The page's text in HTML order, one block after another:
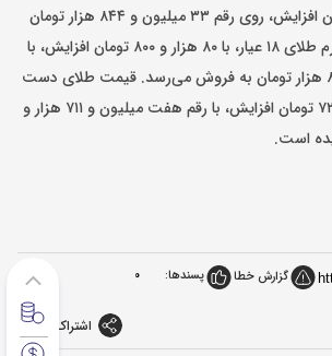
لحظه، با ۳۵۱ هزار تومان افزایش، روی رقم ۳۳ میلیون و ۸۴۴ هزار تومان
قرار گرفته است. هر گرم طلای ۱۸ عیار، با ۸۰ هزار و ۸۰۰ تومان افزایش، با
رقم هفت میلیون و ۸۱۶ هزار تومان به فروش می‌رسد. قیمت طلای دست
دوم نیز با ۷۹ هزار و ۷۲۵ تومان افزایش، با رقم هفت میلیون و ۷۱۱ هزار و
گزارش خطا پسندها: 0
اشتراک گذاری